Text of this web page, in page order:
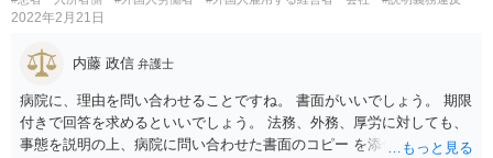
2022年2月21日
内藤 政信 弁護士
病院に、理由を問い合わせることですね。 書面がいいでしょう。 期限
付きで回答を求めるといいでしょう。 法務、外務、厚労に対しても、
事態を説明の上、病院に問い合わせた書面のコピー を添付して送付